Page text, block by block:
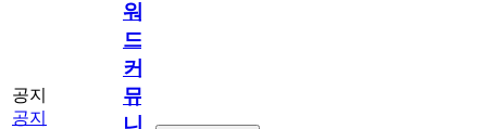
공지
공지
워
드
커
뮤